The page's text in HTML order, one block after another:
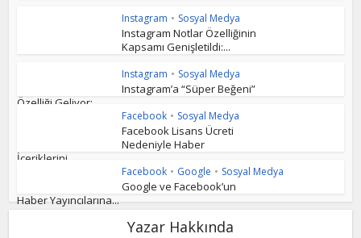
Instagram • Sosyal Medya
Instagram Notlar Özelliğinin
Kapsamı Genişletildi:...
Instagram • Sosyal Medya
Instagram’a “Süper Beğeni”
Özelliği Geliyor:...
Facebook • Sosyal Medya
Facebook Lisans Ücreti
Nedeniyle Haber
İçeriklerini...
Facebook • Google • Sosyal Medya
Google ve Facebook’un
Haber Yayıncılarına...
Yazar Hakkında